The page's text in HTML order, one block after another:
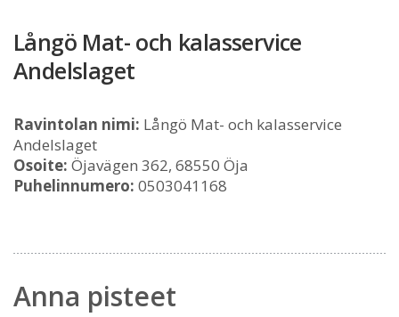
Långö Mat- och kalasservice
Andelslaget
Ravintolan nimi: Långö Mat- och kalasservice
Andelslaget
Osoite: Öjavägen 362, 68550 Öja
Puhelinnumero: 0503041168
Anna pisteet